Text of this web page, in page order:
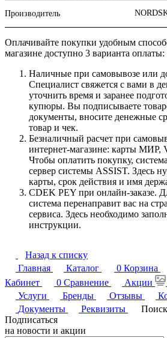
Производитель
Оплачивайте покупки удобным
магазине доступно 3 варианта оплаты:
Наличные при самовывозе или
Специалист свяжется с вами в
уточнить время и заранее
купюры. Вы подписываете
документы, вносите денежные
товар и чек.
Безналичный расчет при
интернет-магазине: карты МИР,
Чтобы оплатить покупку,
сервер системы ASSIST. Здесь
карты, срок действия и имя
CDEK PEY при онлайн-заказе.
система перенаправит вас на
сервиса. Здесь необходимо
инструкции.
Назад к списку
Главная
Каталог 0 Корзина
Кабинет
0 Сравнение Акции
Услуги
Бренды Отзывы
Документы
Реквизиты Поиск
Подписаться
на новости и акции